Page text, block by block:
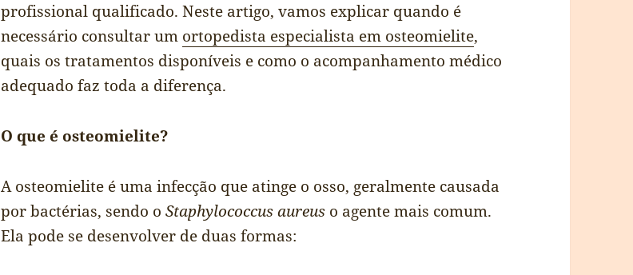
profissional qualificado. Neste artigo, vamos explicar quando é
necessário consultar um ortopedista especialista em osteomielite,
quais os tratamentos disponíveis e como o acompanhamento médico
adequado faz toda a diferença.
O que é osteomielite?
A osteomielite é uma infecção que atinge o osso, geralmente causada
por bactérias, sendo oStaphylococcus aureus o agente mais comum.
Ela pode se desenvolver de duas formas: